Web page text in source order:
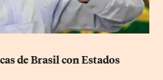
de Brasil con Estados